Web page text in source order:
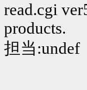
read.cgi
products.
担当:undef